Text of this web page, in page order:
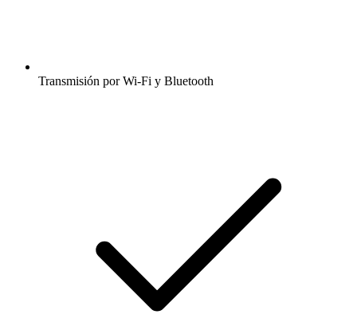
Transmisión por Wi-Fi y Bluetooth